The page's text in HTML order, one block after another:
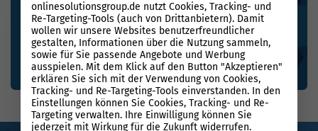
onlinesolutionsgroup.de nutzt Cookies, Tracking- und
Re-Targeting-Tools (auch von Drittanbietern). Damit
wollen wir unsere Websites benutzerfreundlicher
gestalten, Informationen über die Nutzung sammeln,
sowie für Sie passende Angebote und Werbung
ausspielen. Mit dem Klick auf den Button "Akzeptieren"
erklären Sie sich mit der Verwendung von Cookies,
Tracking- und Re-Targeting-Tools einverstanden. In den
Einstellungen können Sie Cookies, Tracking- und Re-
Targeting verwalten. Ihre Einwilligung können Sie
jederzeit mit Wirkung für die Zukunft widerrufen.